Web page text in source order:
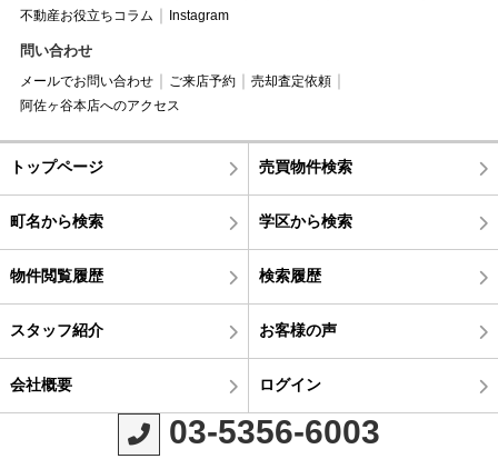
不動産お役立ちコラム
Instagram
問い合わせ
メールでお問い合わせ ご来店予約
売却査定依頼
阿佐ヶ谷本店へのアクセス
トップページ 売買物件検索
町名から検索 学区から検索
物件閲覧履歴 検索履歴
スタッフ紹介 お客様の声
会社概要 ログイン
03-5356-6003